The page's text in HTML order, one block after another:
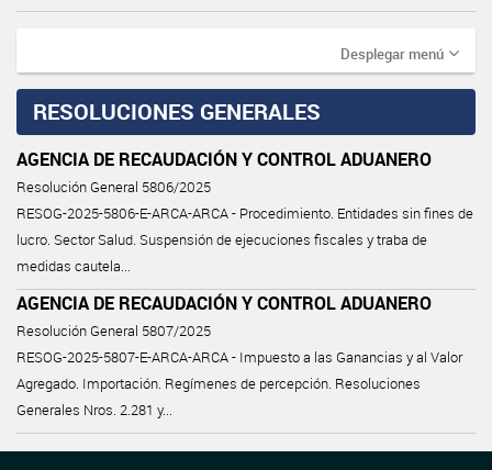
Desplegar menú
RESOLUCIONES GENERALES
AGENCIA DE RECAUDACIÓN Y CONTROL ADUANERO
Resolución General 5806/2025
RESOG-2025-5806-E-ARCA-ARCA - Procedimiento. Entidades sin fines de
lucro. Sector Salud. Suspensión de ejecuciones fiscales y traba de
medidas cautela...
AGENCIA DE RECAUDACIÓN Y CONTROL ADUANERO
Resolución General 5807/2025
RESOG-2025-5807-E-ARCA-ARCA - Impuesto a las Ganancias y al Valor
Agregado. Importación. Regímenes de percepción. Resoluciones
Generales Nros. 2.281 y...